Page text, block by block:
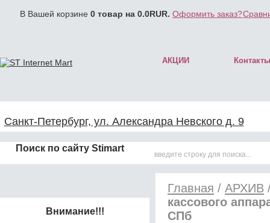
В Вашей корзине 0 товар на 0.0RUR. Оформить заказ?
АКЦИИ Контакты
Санкт-Петербург, ул. Александра Невского д. 9
Поиск по сайту Stimart
Внимание!!!
Главная / АРХИВ
кассового
СПб